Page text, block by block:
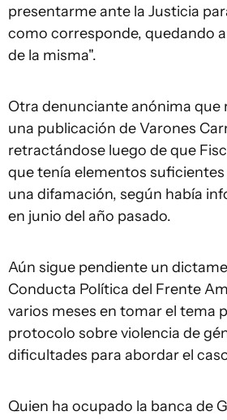
presentarme ante la Justicia
como corresponde, quedando
de la misma".
Otra denunciante anónima que
una publicación de Varones
retractándose luego de que
que tenía elementos
una difamación, según había
en junio del año pasado.
Aún sigue pendiente un
Conducta Política del Frente
varios meses en tomar el tema
protocolo sobre violencia de
dificultades para abordar el
Quien ha ocupado la banca de